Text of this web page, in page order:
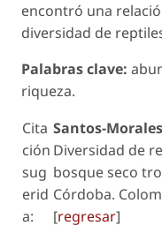
encontró una
diversidad de
Palabras clave:
riqueza.
Cita
ción
sug
erid
a:
Santos-
Diversidad de
bosque seco
Córdoba.
[regresar]